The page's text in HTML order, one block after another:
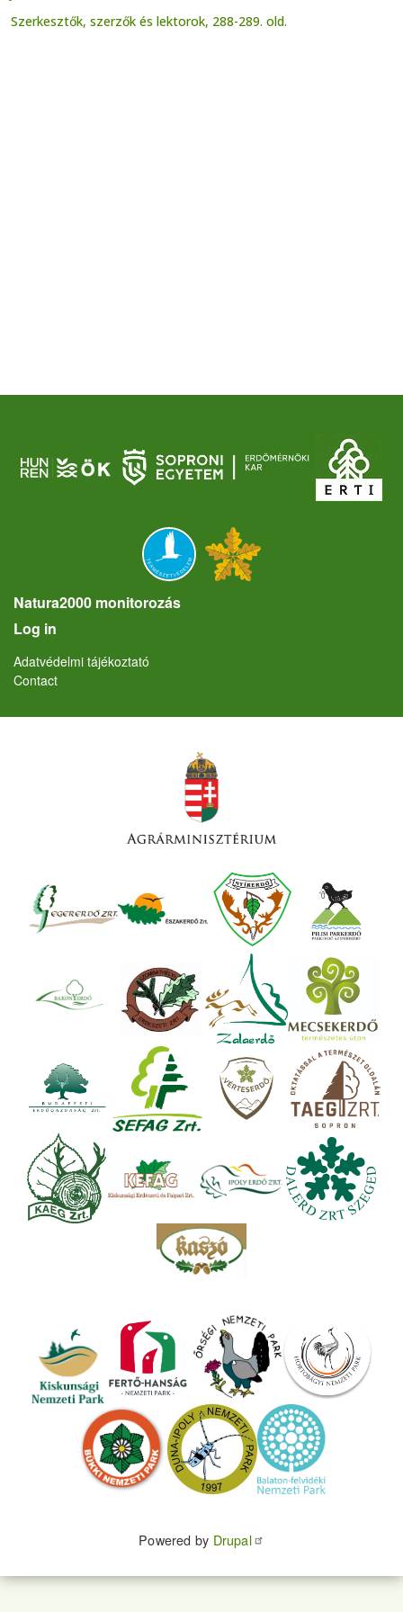
Szerkesztők, szerzők és lektorok, 288-289. old.
Natura2000 monitorozás
User account menu
Log in
Lábléc
Adatvédelmi tájékoztató
Contact
Powered by Drupal